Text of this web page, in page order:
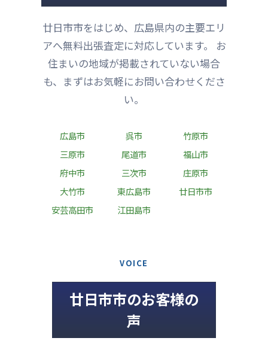
廿日市市をはじめ、広島県内の主要エリ
アへ無料出張査定に対応しています。 お
住まいの地域が掲載されていない場合
も、まずはお気軽にお問い合わせくださ
い。
広島市 呉市
竹原市
三原市
尾道市
福山市
府中市
三次市
庄原市
大竹市
東広島市
廿日市市
安芸高田市
江田島市
VOICE
廿日市市のお客様の
声